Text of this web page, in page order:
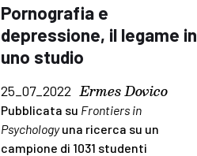
Pornografia e
depressione, il legame in
uno studio
25_07_2022 Ermes Dovico
Pubblicata su Frontiers in
Psychologyuna ricerca su un
campione di 1031 studenti